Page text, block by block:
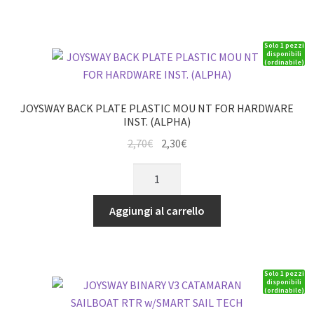
Solo 1 pezzi
disponibili
(ordinabile)
JOYSWAY BACK PLATE PLASTIC MOU NT FOR HARDWARE
INST. (ALPHA)
2,70€
prezzo
originale
era:
2,70€.
2,30€Il
è:
2,30€.
PLATE
PLASTIC
INST.
(ALPHA)
Aggiungi al carrello
Solo 1 pezzi
disponibili
(ordinabile)